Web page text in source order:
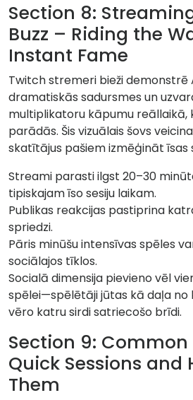
Section 8:
Buzz – Riding the
Instant Fame
Twitch stremeri bieži demonstrē
dramatiskās sadursmes un
multiplikatoru kāpumu reāllaikā,
parādās. Šis vizuālais šovs
skatītājus pašiem izmēģināt īsas
Streami parasti ilgst 20–30
tipiskajam īso sesiju laikam.
Publikas reakcijas pastiprina
spriedzi.
Pāris minūšu intensīvas spēles
sociālajos tīklos.
Socialā dimensija pievieno vēl
spēlei—spēlētāji jūtas kā daļa no
vēro katru sirdi satriecošo brīdi.
Section 9: Common
Quick Sessions and
Them